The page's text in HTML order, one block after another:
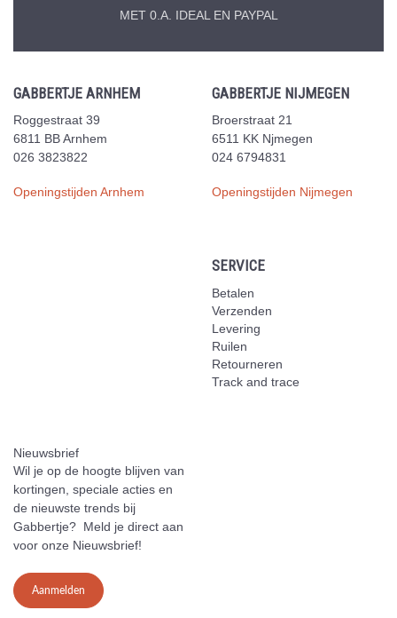
MET 0.A. IDEAL EN PAYPAL
GABBERTJE ARNHEM
Roggestraat 39
6811 BB Arnhem
026 3823822
Openingstijden Arnhem
GABBERTJE NIJMEGEN
Broerstraat 21
6511 KK Njmegen
024 6794831
Openingstijden Nijmegen
SERVICE
Betalen
Verzenden
Levering
Ruilen
Retourneren
Track and trace
Nieuwsbrief
Wil je op de hoogte blijven van
kortingen, speciale acties en
de nieuwste trends bij
Gabbertje? Meld je direct aan
voor onze Nieuwsbrief!
Aanmelden